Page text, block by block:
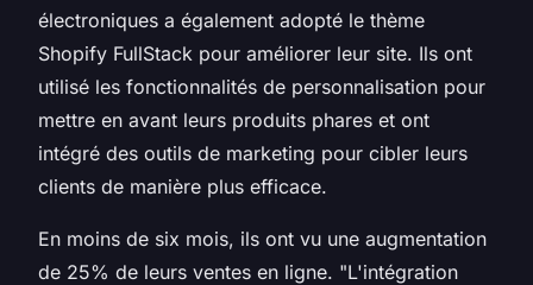
électroniques a également adopté le thème
Shopify FullStack pour améliorer leur site. Ils ont
utilisé les fonctionnalités de personnalisation pour
mettre en avant leurs produits phares et ont
intégré des outils de marketing pour cibler leurs
clients de manière plus efficace.
En moins de six mois, ils ont vu une augmentation
de 25% de leurs ventes en ligne. "L'intégration